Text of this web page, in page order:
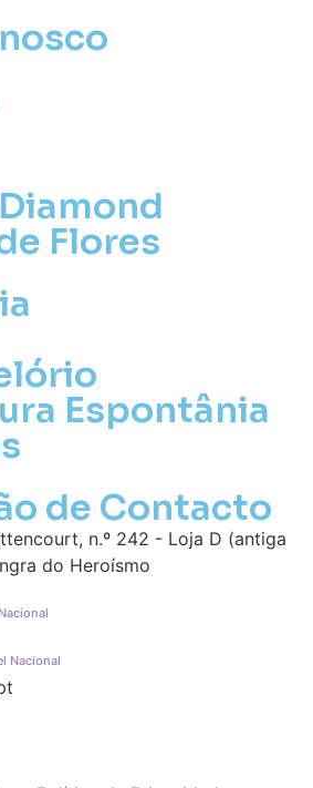
Flores
Espontânia
de Contacto
n.º 242 - Loja D (antiga
do Heroísmo
Nacional
Flores
de Fátima Frias Ferreira
você paga de imediato
enviar?
Flores